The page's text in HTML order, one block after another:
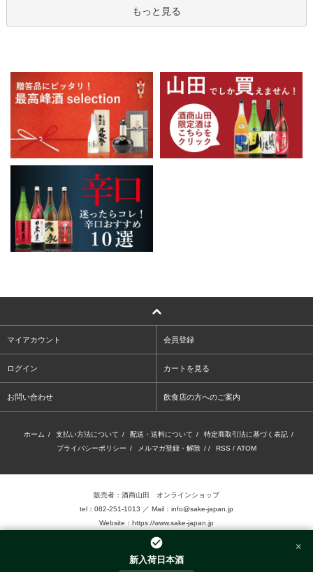
×
新入荷日本酒
もっと見る
マイアカウント 会員登録
ログイン カートを見る
お問い合わせ 飲食店の方へのご案内
ホーム / 支払い方法について / 配送・送料について / 特定商取引法に基づく表記 /
プライバシーポリシー / メルマガ登録・解除 / / RSS / ATOM
販売者：酒商山田 オンラインショップ
tel：082-251-1013 ／ Mail：info@sake-japan.jp
Website： https://www.sake-japan.jp
未成年者の飲酒は、法律で禁じられています。
当店では、20歳以上の年齢であることを確認 できない場合、お酒を販売致しません。